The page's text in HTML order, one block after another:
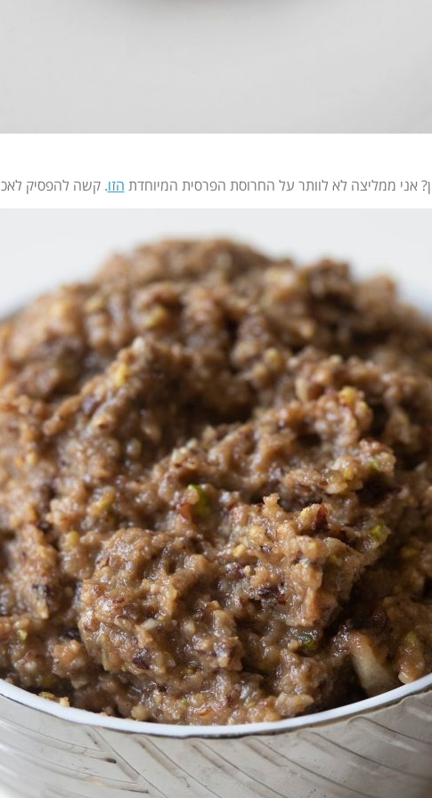
אני ממליצה לא לוותר על החרוסת הפרסית המיוחדת הזו. קשה להפסיק